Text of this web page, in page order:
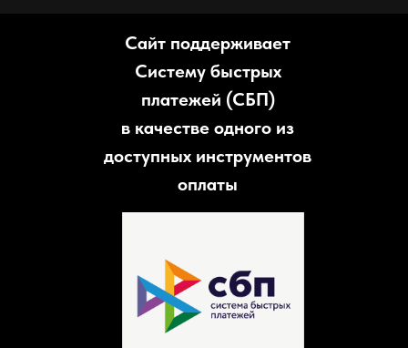
Сайт поддерживает
Систему быстрых
платежей (СБП)
в качестве одного из
доступных инструментов
оплаты